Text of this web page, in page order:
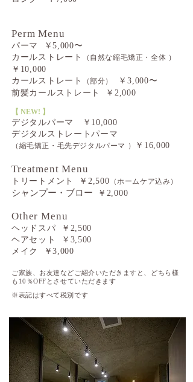
Perm Menu
パーマ ￥5,000〜
カールストレート
（自然な縮毛矯正・全体 ）
￥10,000
カールストレート
（部分）
￥3,000〜
前髪カールストレート ￥2,000
【 NEW! 】​
デジタルパーマ ￥10,000
デジタルストレートパーマ
（縮毛矯正・毛先デジタルパーマ ） ￥16,000
Treatment Menu
トリートメント ￥2,500 （ホームケア込み）
シャンプー・ブロー ￥2,000
Other Menu
ヘッドスパ ￥2,500
ヘアセット ￥3,500
メイク ￥3,000
ご家族、お友達などご紹介いただきますと、どちら様
も10％OFFとさせていただきます
※表記はすべて税別です